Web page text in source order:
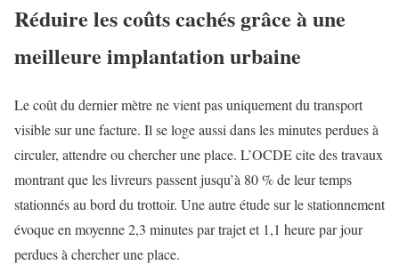
Réduire les coûts cachés grâce à une
meilleure implantation urbaine
Le coût du dernier mètre ne vient pas uniquement du transport
visible sur une facture. Il se loge aussi dans les minutes perdues à
circuler, attendre ou chercher une place. L’OCDE cite des travaux
montrant que les livreurs passent jusqu’à 80 % de leur temps
stationnés au bord du trottoir. Une autre étude sur le stationnement
évoque en moyenne 2,3 minutes par trajet et 1,1 heure par jour
perdues à chercher une place.